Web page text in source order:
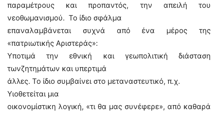
παραμέτρους και προπαντός, την απειλή του
νεοθωμανισμού. Το ίδιο σφάλμα
επαναλαμβάνεται συχνά από ένα μέρος της
«πατριωτικής Αριστεράς»:
Υποτιμά την εθνική και γεωπολιτική διάσταση
τωνζητημάτων και υπερτιμά
άλλες. Το ίδιο συμβαίνει στο μεταναστευτικό, π.χ.
Υιοθετείται μια
οικονομίστικη λογική, «τι θα μας συνέφερε», από καθαρά